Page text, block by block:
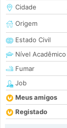
Cidade
Origem
Estado Civil
Nível Acadêmico
Fumar
Job
Meus amigos
Registado